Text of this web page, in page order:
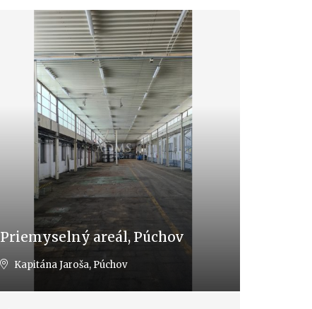
Priemyselný areál, Púchov
Kapitána Jaroša, Púchov